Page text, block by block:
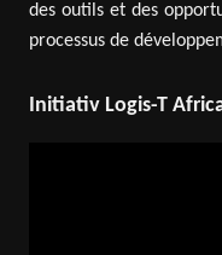
des outils et des
processus de
Initiativ Logis-T